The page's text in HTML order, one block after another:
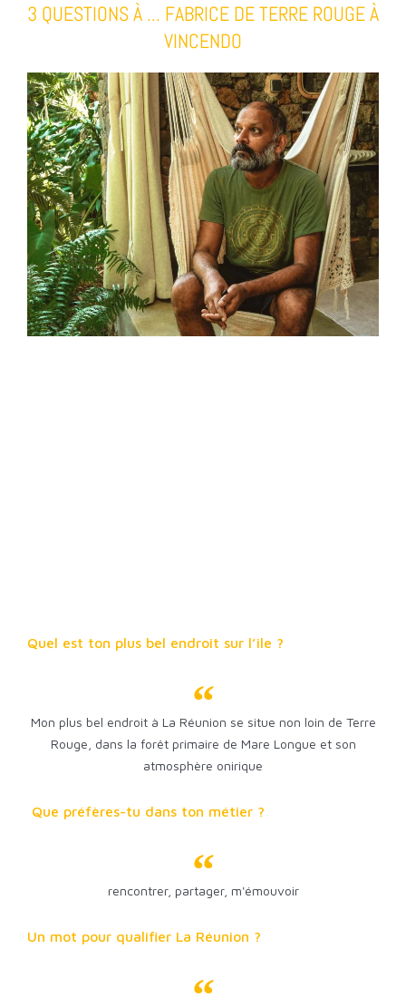
3 QUESTIONS À ... FABRICE DE TERRE ROUGE À
VINCENDO
Quel est ton plus bel endroit sur l’île ?
Mon plus bel endroit à La Réunion se situe non loin de Terre
Rouge, dans la forêt primaire de Mare Longue et son
atmosphère onirique
Que préfères-tu dans ton métier ?
rencontrer, partager, m'émouvoir
Un mot pour qualifier La Réunion ?